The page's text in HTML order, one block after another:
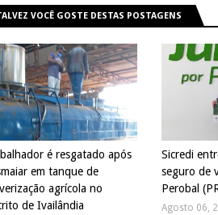
VOCÊ GOSTE DESTAS POSTAGENS
é resgatado após
em tanque de
agrícola no
de Ivailândia
Sicredi
seguro de
Perobal
Agosto 06,